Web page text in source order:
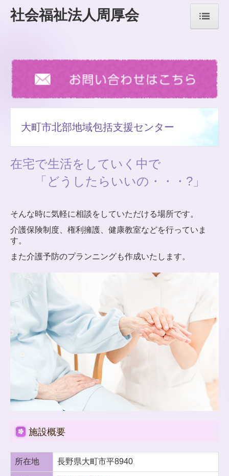
施設のご案内
指定介護老人福祉施設
入居までの流れ
よくある質問
居宅介護支援センター
苦情解決の指針
苦情 事故 ヒヤリハット
補助事業
お問い合わせ
個人情報取り扱い
広報誌
運営規程
社会福祉法人周厚会
大町市北部地域包括支援センター
在宅で生活をしていく中で
「どうしたらいいの・・・?」
そんな時に気軽に相談をしていただける場所です。
介護保険制度、権利擁護、健康教室などを行っていま
す。
また介護予防のプランニングも作成いたします。
施設概要
所在地 長野県大町市平8940